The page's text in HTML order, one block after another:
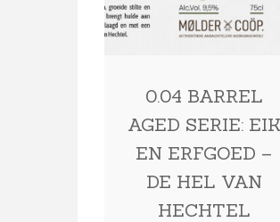
0.04 BARREL
AGED SERIE: EIK
EN ERFGOED –
DE HEL VAN
HECHTEL